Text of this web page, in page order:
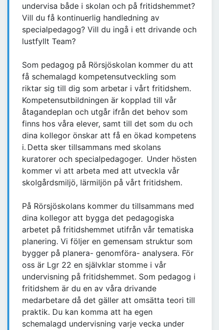
undervisa både i skolan och på fritidshemmet?
Vill du få kontinuerlig handledning av
specialpedagog? Vill du ingå i ett drivande och
lustfyllt Team?
Som pedagog på Rörsjöskolan kommer du att
få schemalagd kompetensutveckling som
riktar sig till dig som arbetar i vårt fritidshem.
Kompetensutbildningen är kopplad till vår
åtagandeplan och utgår ifrån det behov som
finns hos våra elever, samt till det som du och
dina kollegor önskar att få en ökad kompetens
i. Detta sker tillsammans med skolans
kuratorer och specialpedagoger. Under hösten
kommer vi att arbeta med att utveckla vår
skolgårdsmiljö, lärmiljön på vårt fritidshem.
På Rörsjöskolans kommer du tillsammans med
dina kollegor att bygga det pedagogiska
arbetet på fritidshemmet utifrån vår tematiska
planering. Vi följer en gemensam struktur som
bygger på planera- genomföra- analysera. För
oss är Lgr 22 en självklar stomme i vår
undervisning på fritidshemmet. Som pedagog i
fritidshem är du en av våra drivande
medarbetare då det gäller att omsätta teori till
praktik. Du kan komma att ha egen
schemalagd undervisning varje vecka under